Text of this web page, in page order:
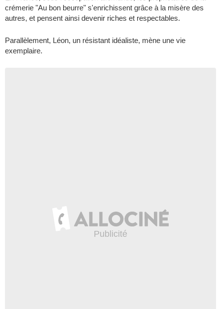
crémerie "Au bon beurre" s'enrichissent grâce à la misère des
autres, et pensent ainsi devenir riches et respectables.
Parallèlement, Léon, un résistant idéaliste, mène une vie
exemplaire.